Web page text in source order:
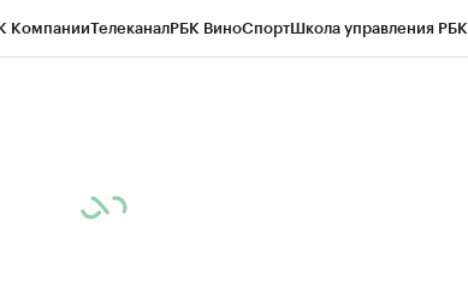
КомпанииТелеканалРБК ВиноСпортШкола управления РБК